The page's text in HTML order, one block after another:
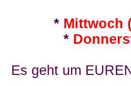
* Mittwoch
*
Es geht um